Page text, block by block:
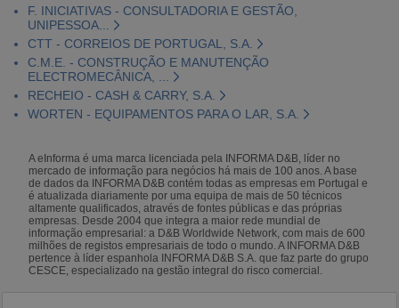
F. INICIATIVAS - CONSULTADORIA E GESTÃO,
UNIPESSOA...
CTT - CORREIOS DE PORTUGAL, S.A.
C.M.E. - CONSTRUÇÃO E MANUTENÇÃO
ELECTROMECÂNICA, ...
RECHEIO - CASH & CARRY, S.A.
WORTEN - EQUIPAMENTOS PARA O LAR, S.A.
A eInforma é uma marca licenciada pela INFORMA D&B, líder no
mercado de informação para negócios há mais de 100 anos. A base
de dados da INFORMA D&B contém todas as empresas em Portugal e
é atualizada diariamente por uma equipa de mais de 50 técnicos
altamente qualificados, através de fontes públicas e das próprias
empresas. Desde 2004 que integra a maior rede mundial de
informação empresarial: a D&B Worldwide Network, com mais de 600
milhões de registos empresariais de todo o mundo. A INFORMA D&B
pertence à líder espanhola INFORMA D&B S.A. que faz parte do grupo
CESCE, especializado na gestão integral do risco comercial.